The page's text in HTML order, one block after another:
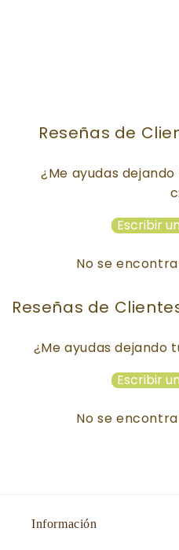
Reseñas de
¿Me ayudas
c:
Escribir
No se
Reseñas de
¿Me ayudas dejando
Escribir
No se
Información